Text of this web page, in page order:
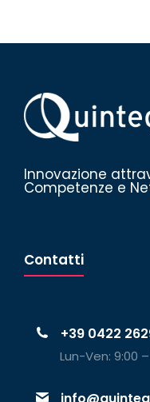
Innovazione
Competenze e
Contatti
+39 0422
Lun-Ven: 9:00 –